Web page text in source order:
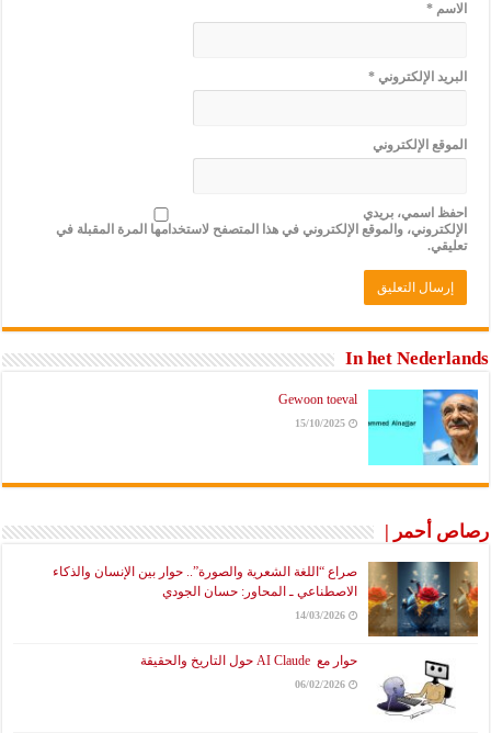
الاسم*
البريد الإلكتروني*
الموقع الإلكتروني
احفظ اسمي، بريدي
الإلكتروني، والموقع الإلكتروني في هذا المتصفح لاستخدامها المرة المقبلة في
تعليقي.
In het Nederlands
Gewoon toeval
15/10/2025
رصاص أحمر |
صراع “اللغة الشعرية والصورة”.. حوار بين الإنسان والذكاء
الاصطناعي ـ المحاور: حسان الجودي
14/03/2026
حوار مع AI Claude حول التاريخ والحقيقة
06/02/2026